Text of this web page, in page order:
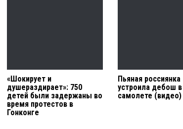
«Шокирует и
душераздирает»: 750
детей были задержаны во
время протестов в
Гонконге
Пьяная россиянка
устроила дебош в
самолете (видео)